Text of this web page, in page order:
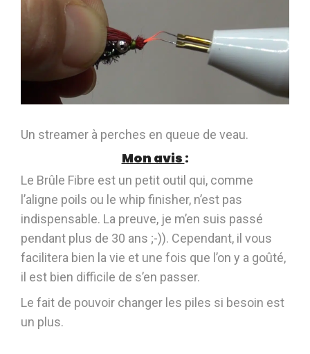
Un streamer à perches en queue de veau.
Mon avis :
Le Brûle Fibre est un petit outil qui, comme
l’aligne poils ou le whip finisher, n’est pas
indispensable. La preuve, je m’en suis passé
pendant plus de 30 ans ;-)). Cependant, il vous
facilitera bien la vie et une fois que l’on y a goûté,
il est bien difficile de s’en passer.
Le fait de pouvoir changer les piles si besoin est
un plus.